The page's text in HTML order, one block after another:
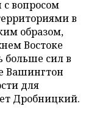
вопросом
в
образом,
Востоке
больше сил в
Вашингтон
для
Дробницкий.